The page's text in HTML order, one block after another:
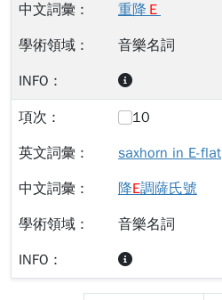
重降 Ｅ
音樂名詞
10
saxhorn in E-flat
降E調薩氏號
音樂名詞